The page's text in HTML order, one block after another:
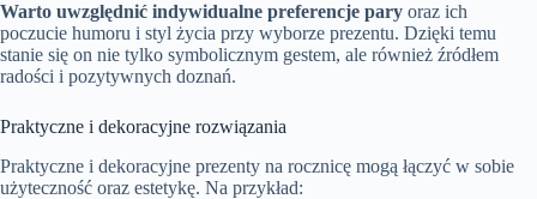
Warto uwzględnić indywidualne preferencje pary oraz ich
poczucie humoru i styl życia przy wyborze prezentu. Dzięki temu
stanie się on nie tylko symbolicznym gestem, ale również źródłem
radości i pozytywnych doznań.
Praktyczne i dekoracyjne rozwiązania
Praktyczne i dekoracyjne prezenty na rocznicę mogą łączyć w sobie
użyteczność oraz estetykę. Na przykład: